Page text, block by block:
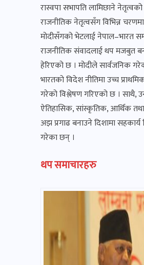
रास्वपा सभापति लामिछाने
राजनीतिक नेतृत्वसँग विभिन्न
मोदीसँगको भेटलाई नेपाल–भारत
राजनीतिक संवादलाई थप मजबुत
हेरिएको छ । मोदीले सार्वजनिक
भारतको विदेश नीतिमा उच्च
गरेको विश्लेषण गरिएको छ । साथै,
ऐतिहासिक, सांस्कृतिक, आर्थिक
अझ प्रगाढ बनाउने दिशामा सहकार्य
गरेका छन् ।
थप समाचारहरु